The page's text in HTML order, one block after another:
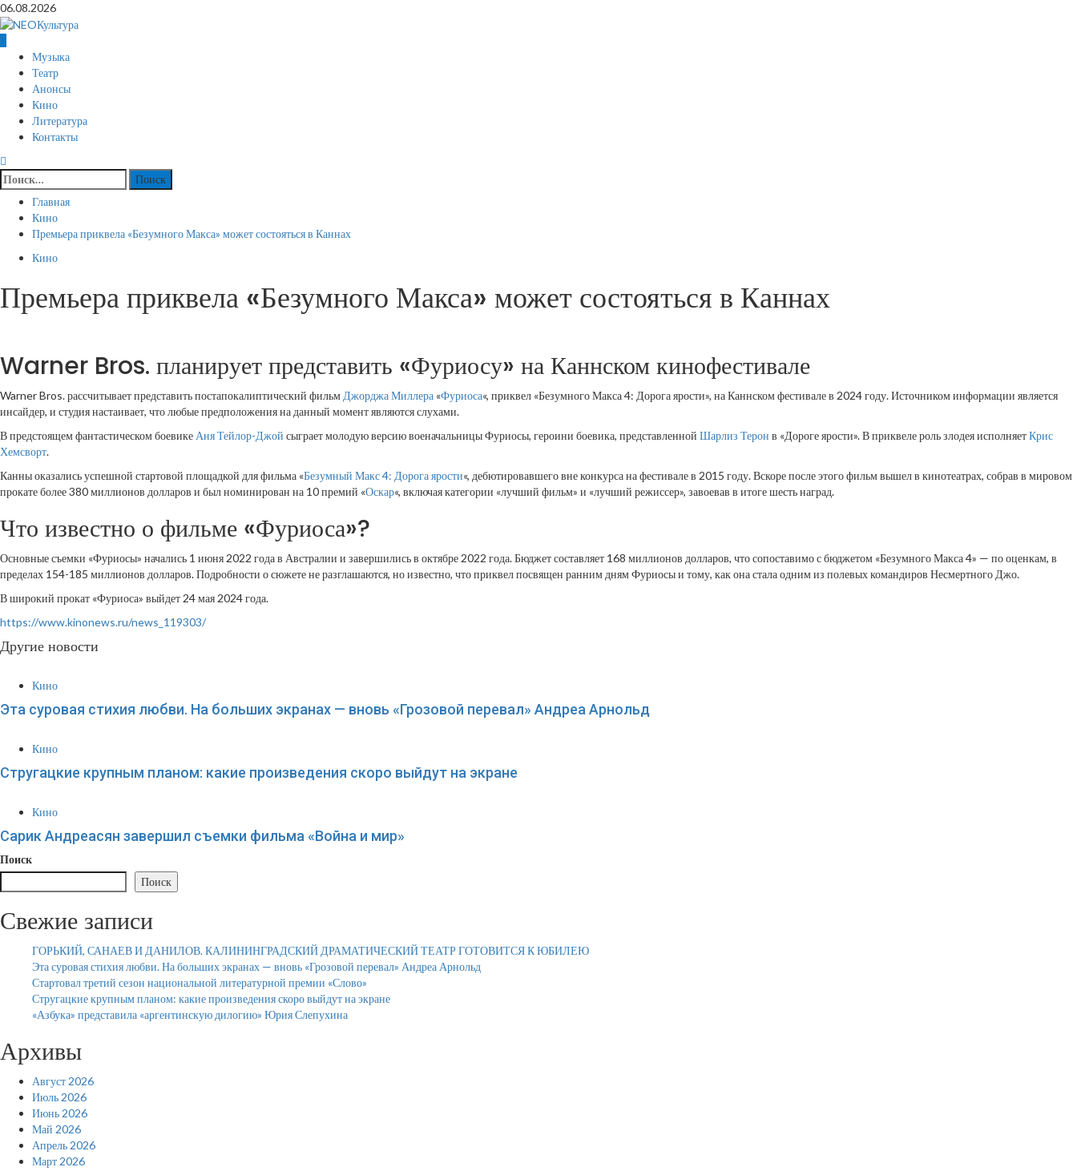
Перейти
к
содержимому
06.08.2026
Основное
меню
Музыка
Театр
Анонсы
Кино
Литература
Контакты
Найти:
Главная
Кино
Премьера приквела «Безумного Макса» может состояться в Каннах
Кино
Премьера приквела «Безумного Макса» может состояться в Каннах
Warner Bros. планирует представить «Фуриосу» на Каннском кинофестивале
Warner Bros. рассчитывает представить постапокалиптический фильмДжорджа Миллера «Фуриоса«, приквел «Безумного Макса 4: Дорога ярости», на Каннском фестивале в 2024 году. Источником информации является
инсайдер, и студия настаивает, что любые предположения на данный момент являются слухами.
В предстоящем фантастическом боевикеАня Тейлор-Джой сыграет молодую версию военачальницы Фуриосы, героини боевика, представленной Шарлиз Терон в «Дороге ярости». В приквеле роль злодея исполняетКрис
Хемсворт.
Канны оказались успешной стартовой площадкой для фильма «Безумный Макс 4: Дорога ярости«, дебютировавшего вне конкурса на фестивале в 2015 году. Вскоре после этого фильм вышел в кинотеатрах, собрав в мировом
прокате более 380 миллионов долларов и был номинирован на 10 премий «Оскар«, включая категории «лучший фильм» и «лучший режиссер», завоевав в итоге шесть наград.
Что известно о фильме «Фуриоса»?
Основные съемки «Фуриосы» начались 1 июня 2022 года в Австралии и завершились в октябре 2022 года. Бюджет составляет 168 миллионов долларов, что сопоставимо с бюджетом «Безумного Макса 4» — по оценкам, в
пределах 154-185 миллионов долларов. Подробности о сюжете не разглашаются, но известно, что приквел посвящен ранним дням Фуриосы и тому, как она стала одним из полевых командиров Несмертного Джо.
В широкий прокат «Фуриоса» выйдет 24 мая 2024 года.
https://www.kinonews.ru/news_119303/
Другие новости
Кино
Эта суровая стихия любви. На больших экранах — вновь «Грозовой перевал» Андреа Арнольд
Кино
Стругацкие крупным планом: какие произведения скоро выйдут на экране
Кино
Сарик Андреасян завершил съемки фильма «Война и мир»
Поиск
Поиск
Свежие записи
ГОРЬКИЙ, САНАЕВ И ДАНИЛОВ. КАЛИНИНГРАДСКИЙ ДРАМАТИЧЕСКИЙ ТЕАТР ГОТОВИТСЯ К ЮБИЛЕЮ
Эта суровая стихия любви. На больших экранах — вновь «Грозовой перевал» Андреа Арнольд
Стартовал третий сезон национальной литературной премии «Слово»
Стругацкие крупным планом: какие произведения скоро выйдут на экране
«Азбука» представила «аргентинскую дилогию» Юрия Слепухина
Архивы
Август 2026
Июль 2026
Июнь 2026
Май 2026
Апрель 2026
Март 2026